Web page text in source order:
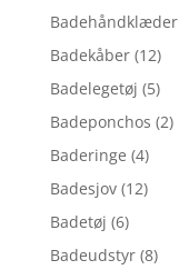
Badehåndklæder
Badekåber (12)
Badelegetøj (5)
Badeponchos (2)
Baderinge (4)
Badesjov (12)
Badetøj (6)
Badeudstyr (8)